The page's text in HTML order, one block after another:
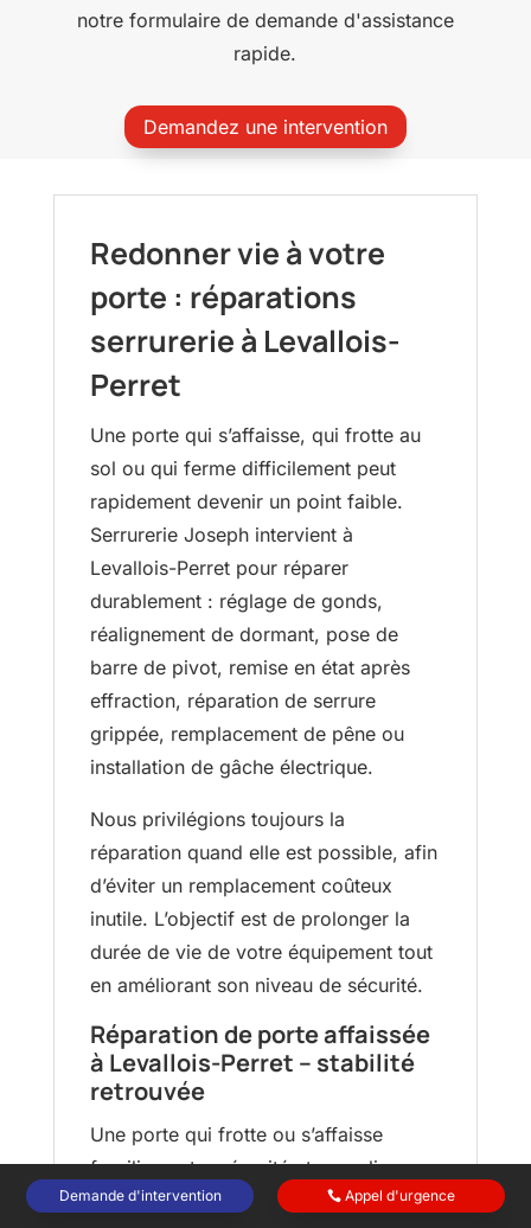
notre formulaire de demande d'assistance
rapide.
Demandez une intervention
Redonner vie à votre
porte : réparations
serrurerie à Levallois-
Perret
Une porte qui s’affaisse, qui frotte au
sol ou qui ferme difficilement peut
rapidement devenir un point faible.
Serrurerie Joseph intervient à
Levallois-Perret pour réparer
durablement : réglage de gonds,
réalignement de dormant, pose de
barre de pivot, remise en état après
effraction, réparation de serrure
grippée, remplacement de pêne ou
installation de gâche électrique.
Nous privilégions toujours la
réparation quand elle est possible, afin
d’éviter un remplacement coûteux
inutile. L’objectif est de prolonger la
durée de vie de votre équipement tout
en améliorant son niveau de sécurité.
Réparation de porte affaissée
à Levallois-Perret – stabilité
retrouvée
Une porte qui frotte ou s’affaisse
fragilise votre sécurité et complique
votre quotidien. Serrurerie Joseph
Demande d'intervention Appel d'urgence